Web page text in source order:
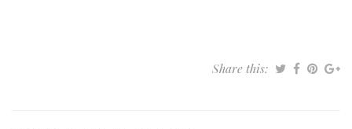
Share this: